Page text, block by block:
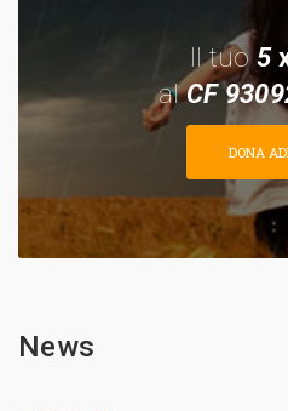
Il tuo 5
alCF
DONA
News